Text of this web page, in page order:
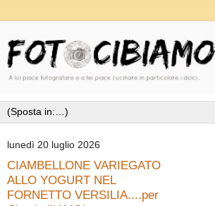
lunedì 20 luglio 2026
CIAMBELLONE VARIEGATO
ALLO YOGURT NEL
FORNETTO VERSILIA....per